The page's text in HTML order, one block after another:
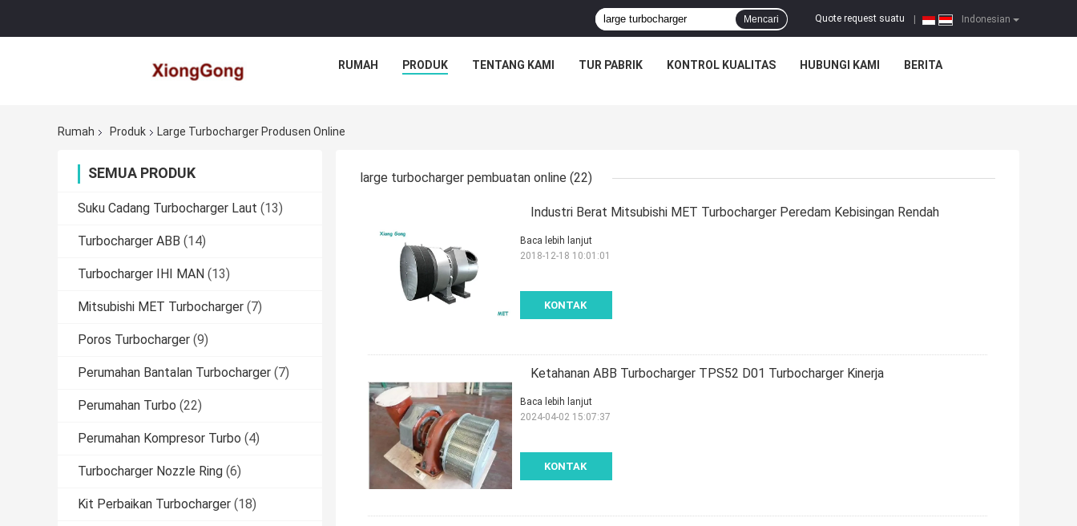
Indonesian
Quote request suatu
Mencari
RUMAH PRODUK TENTANG KAMI TUR PABRIK KONTROL KUALITAS HUBUNGI KAMI BERITA
Rumah Produk Large Turbocharger Produsen Online
SEMUA PRODUK
Suku Cadang Turbocharger Laut (13)
Turbocharger ABB (14)
Turbocharger IHI MAN (13)
Mitsubishi MET Turbocharger (7)
Poros Turbocharger (9)
Perumahan Bantalan Turbocharger (7)
Perumahan Turbo (22)
Perumahan Kompresor Turbo (4)
Turbocharger Nozzle Ring (6)
Kit Perbaikan Turbocharger (18)
large turbocharger pembuatan online (22)
Industri Berat Mitsubishi MET Turbocharger Peredam Kebisingan Rendah
KONTAK
Baca lebih lanjut
2018-12-18 10:01:01
Ketahanan ABB Turbocharger TPS52 D01 Turbocharger Kinerja
KONTAK
Baca lebih lanjut
2024-04-02 15:07:37